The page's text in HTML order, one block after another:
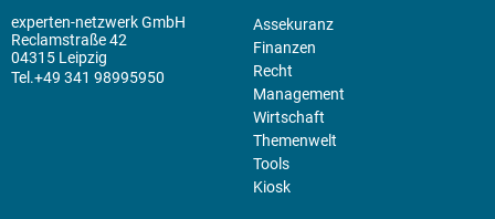
experten-netzwerk GmbH
Reclamstraße 42
04315 Leipzig
+49 341 98995950
Assekuranz
Finanzen
Recht
Management
Wirtschaft
Themenwelt
Tools
Kiosk